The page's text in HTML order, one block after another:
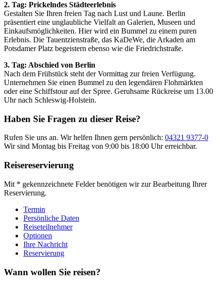
2. Tag: Prickelndes Städteerlebnis
Gestalten Sie Ihren freien Tag nach Lust und Laune. Berlin
präsentiert eine unglaubliche Vielfalt an Galerien, Museen und
Einkaufsmöglichkeiten. Hier wird ein Bummel zu einem puren
Erlebnis. Die Tauentzienstraße, das KaDeWe, die Arkaden am
Potsdamer Platz begeistern ebenso wie die Friedrichstraße.
3. Tag: Abschied von Berlin
Nach dem Frühstück steht der Vormittag zur freien Verfügung.
Unternehmen Sie einen Bummel zu den legendären Flohmärkten
oder eine Schiffstour auf der Spree. Geruhsame Rückreise um 13.00
Uhr nach Schleswig-Holstein.
Haben Sie Fragen zu dieser Reise?
Rufen Sie uns an. Wir helfen Ihnen gern persönlich: 04321 9377-0
Wir sind Montag bis Freitag von 9:00 bis 18:00 Uhr erreichbar.
Reisereservierung
Mit * gekennzeichnete Felder benötigen wir zur Bearbeitung Ihrer
Reservierung.
Termin
Persönliche Daten
Reiseteilnehmer
Optionen
Ihre Nachricht
Reservierung
Wann wollen Sie reisen?